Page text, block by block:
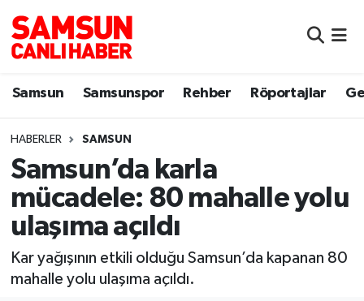
Samsun Samsunspor Rehber Röportajlar
HABERLER SAMSUN
Samsun’da karla
mücadele: 80 mahalle yolu
ulaşıma açıldı
Kar yağışının etkili olduğu Samsun’da kapanan 80
mahalle yolu ulaşıma açıldı.
Samsun
Sokak Röportajları
Genel
Dünya
Eğitim
Samsun Nöbetçi Eczaneler
Samsun Hava Durumu
Samsun Namaz Vakitleri
Samsun Trafik Yoğunluk Haritası
Süper Lig Puan Durumu ve Fikstür
Tüm Manşetler